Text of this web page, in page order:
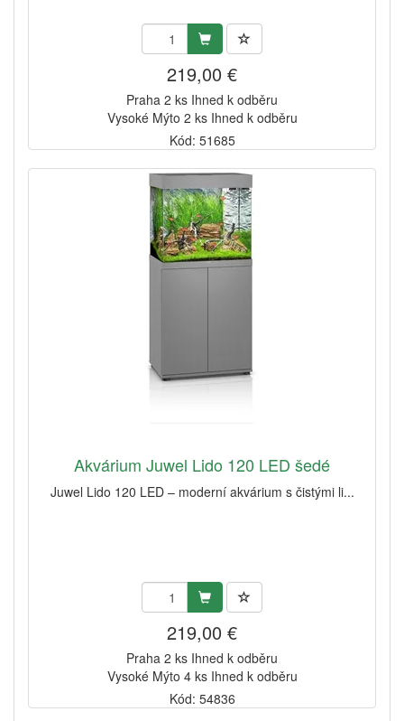
219,00 €
Praha 2 ks Ihned k odběru
Vysoké Mýto 2 ks Ihned k odběru
Kód: 51685
Akvárium Juwel Lido 120 LED šedé
Juwel Lido 120 LED – moderní akvárium s čistými li...
219,00 €
Praha 2 ks Ihned k odběru
Vysoké Mýto 4 ks Ihned k odběru
Kód: 54836